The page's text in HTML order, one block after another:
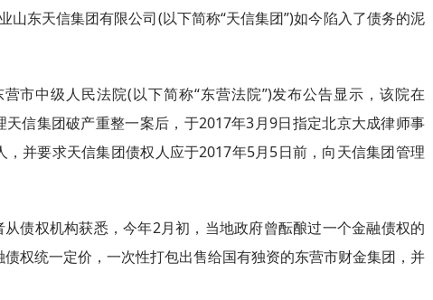
山东天信集团有限公司(以下简称“天信集团”)如今陷入了债务的泥
市中级人民法院(以下简称“东营法院”)发布公告显示，该院在
信集团破产重整一案后，于2017年3月9日指定北京大成律师事
，并要求天信集团债权人应于2017年5月5日前，向天信集团管理
债权机构获悉，今年2月初，当地政府曾酝酿过一个金融债权的
权统一定价，一次性打包出售给国有独资的东营市财金集团，并